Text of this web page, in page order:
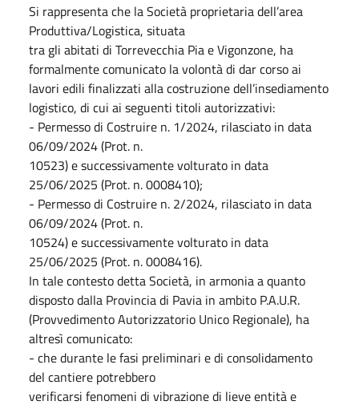
Si rappresenta che la Società proprietaria dell’area
Produttiva/Logistica, situata
tra gli abitati di Torrevecchia Pia e Vigonzone, ha
formalmente comunicato la volontà di dar corso ai
lavori edili finalizzati alla costruzione dell’insediamento
logistico, di cui ai seguenti titoli autorizzativi:
- Permesso di Costruire n. 1/2024, rilasciato in data
06/09/2024 (Prot. n.
10523) e successivamente volturato in data
25/06/2025 (Prot. n. 0008410);
- Permesso di Costruire n. 2/2024, rilasciato in data
06/09/2024 (Prot. n.
10524) e successivamente volturato in data
25/06/2025 (Prot. n. 0008416).
In tale contesto detta Società, in armonia a quanto
disposto dalla Provincia di Pavia in ambito P.A.U.R.
(Provvedimento Autorizzatorio Unico Regionale), ha
altresì comunicato:
- che durante le fasi preliminari e di consolidamento
del cantiere potrebbero
verificarsi fenomeni di vibrazione di lieve entità e